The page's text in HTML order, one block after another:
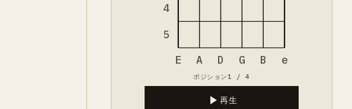
4
5
E A D G B e
ポジション1 / 4
再生